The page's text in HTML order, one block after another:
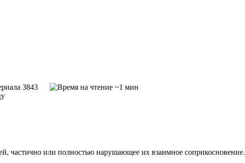
3843
~1 мин
частично или полностью нарушающее их взаимное соприкосновение.